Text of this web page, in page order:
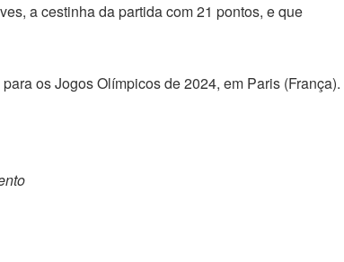
a cestinha da partida com 21 pontos, e que
os Jogos Olímpicos de 2024, em Paris (França).